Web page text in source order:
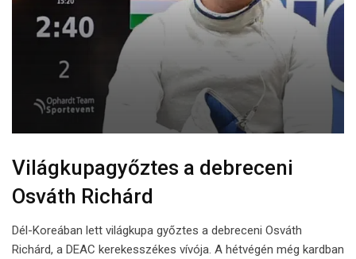
Világkupagyőztes a debreceni
Osváth Richárd
Dél-Koreában lett világkupa győztes a debreceni Osváth
Richárd, a DEAC kerekesszékes vívója. A hétvégén még kardban